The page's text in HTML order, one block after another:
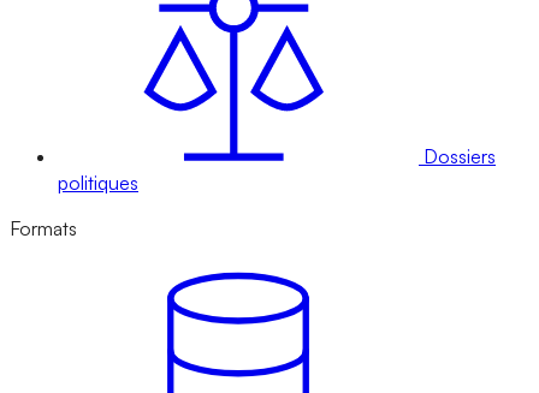
Dossiers
politiques
Formats